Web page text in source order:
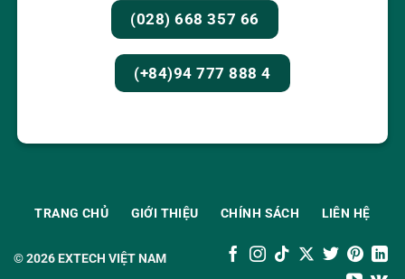
(028) 668 357 66
(+84)94 777 888 4
© 2026EXTECH VIỆT NAM
TRANG CHỦ GIỚI THIỆU CHÍNH SÁCH LIÊN HỆ